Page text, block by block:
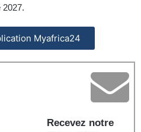
2027.
Myafrica24
Recevez notre